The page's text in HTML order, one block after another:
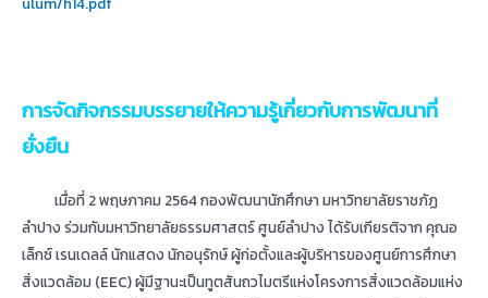
การจัดกิจกรรมบรรยายให้ความรู้เกี่ยวกับการพัฒนาที่
ยั่งยืน
เมื่อที่ 2 พฤษภาคม 2564 กองพัฒนานักศึกษา มหาวิทยาลัยราชภัฏ
ลำปาง ร่วมกับมหาวิทยาลัยธรรมศาสตร์ ศูนย์ลำปาง ได้รับเกียรติจาก คุณอ
เล็กซ์ เรนเดลล์ นักแสดง นักอนุรักษ์ ผู้ก่อตั้งและผู้บริหารของศูนย์การศึกษา
สิ่งแวดล้อม (EEC) ผู้มีฐานะเป็นทูตสันถวไมตรีแห่งโครงการสิ่งแวดล้อมแห่ง